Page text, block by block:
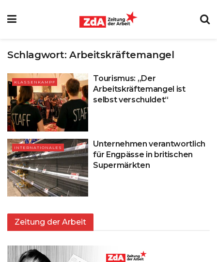
Schlagwort:Arbeitskräftemangel
KLASSENKAMPF
Tourismus: „Der
Arbeitskräftemangel ist
selbst verschuldet“
INTERNATIONALES
Unternehmen verantwortlich
für Engpässe in britischen
Supermärkten
Zeitung der Arbeit